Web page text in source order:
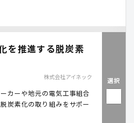
を推進する脱炭素
株式会社アイネック
カーや地元の電気工事組合
炭素化の取り組みをサポー
選択